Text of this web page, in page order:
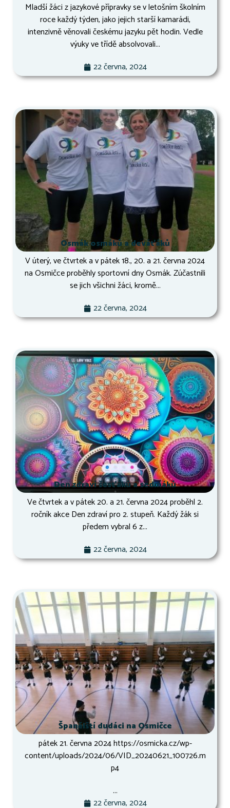
Mladší žáci z jazykové přípravky se v letošním školním
roce každý týden, jako jejich starší kamarádi,
intenzivně věnovali českému jazyku pět hodin. Vedle
výuky ve třídě absolvovali...
22 června, 2024
Osmák osmáků a deváťáků
V úterý, ve čtvrtek a v pátek 18., 20. a 21. června 2024
na Osmičce proběhly sportovní dny Osmák. Zúčastnili
se jich všichni žáci, kromě...
22 června, 2024
Den zdraví šesťáků a sedmáků
Ve čtvrtek a v pátek 20. a 21. června 2024 proběhl 2.
ročník akce Den zdraví pro 2. stupeň. Každý žák si
předem vybral 6 z...
22 června, 2024
Španělští dudáci na Osmičce
pátek 21. června 2024 https://osmicka.cz/wp-
content/uploads/2024/06/VID_20240621_100726.m
p4
...
22 června, 2024